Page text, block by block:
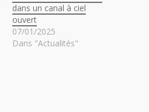
dans un canal à ciel
ouvert
07/01/2025
Dans "Actualités"